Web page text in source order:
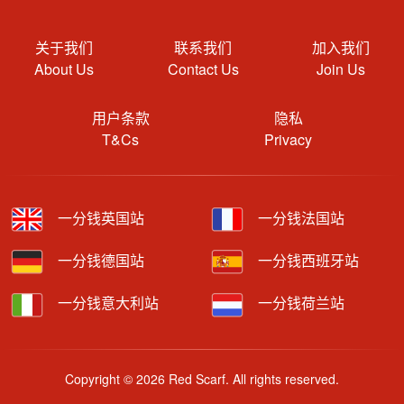
关于我们
About Us
联系我们
Contact Us
加入我们
Join Us
用户条款
T&Cs
隐私
Privacy
一分钱英国站 一分钱法国站
一分钱德国站 一分钱西班牙站
一分钱意大利站 一分钱荷兰站
Copyright © 2026 Red Scarf. All rights reserved.